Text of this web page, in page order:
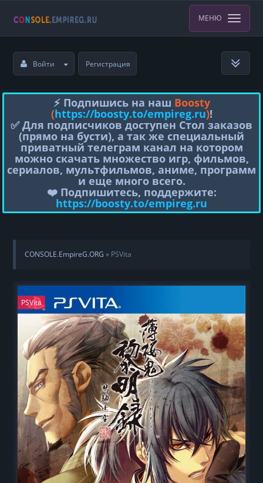
МЕНЮ
Войти Регистрация
⚡️ Подпишись на наш Boosty
(https://boosty.to/empireg.ru)!
✅ Для подписчиков доступен Стол заказов
(прямо на бусти), а так же специальный
приватный телеграм канал на котором
можно скачать множество игр, фильмов,
сериалов, мультфильмов, аниме, программ
и еще много всего.
❤️ Подпишитесь, поддержите:
https://boosty.to/empireg.ru
CONSOLE.EmpireG.ORG » PSVita
PSVita